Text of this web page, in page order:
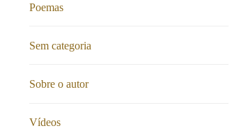
Poemas
Sem categoria
Sobre o autor
Vídeos